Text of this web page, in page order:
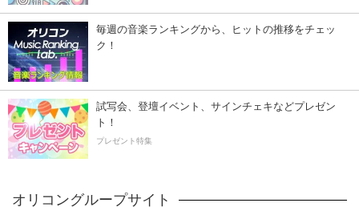
毎週の音楽ランキングから、ヒットの推移をチェッ
ク！
試写会、登壇イベント、サインチェキなどプレゼン
ト！
プレゼント特集
オリコングループサイト